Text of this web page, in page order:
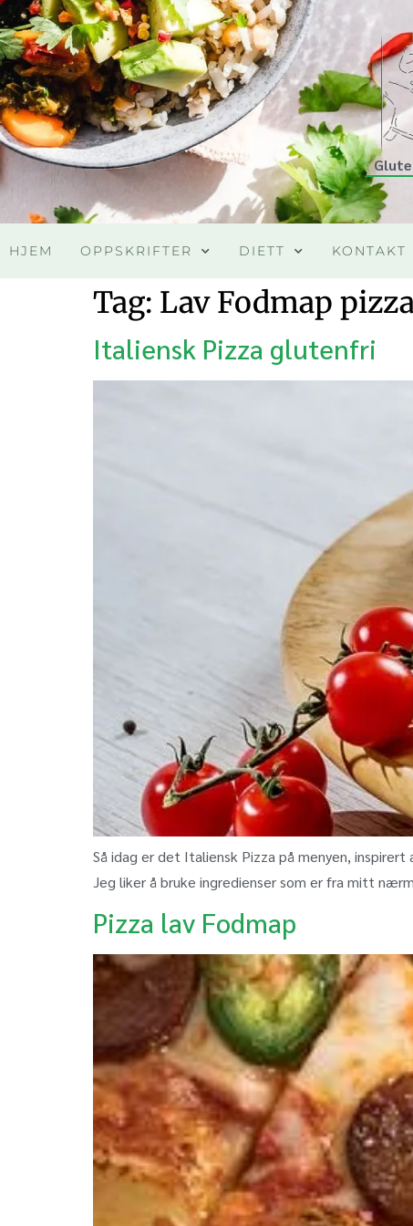
HJEM OPPSKRIFTER DIETT KONTAKT
Tag: Lav Fodmap
Italiensk Pizza glutenfri
Så idag er det Italiensk Pizza på menyen, inspirert
Jeg liker å bruke ingredienser som er fra mitt
Pizza lav Fodmap